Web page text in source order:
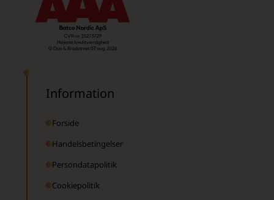
Information
Forside
Handelsbetingelser
Persondatapolitik
Cookiepolitik